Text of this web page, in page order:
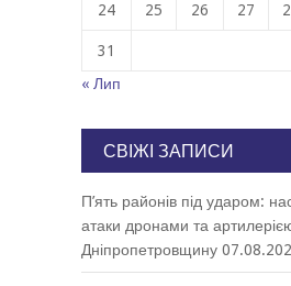
24 25 26 27
31
« Лип
СВІЖІ ЗАПИСИ
П’ять районів під ударом:
атаки дронами та
Дніпропетровщину